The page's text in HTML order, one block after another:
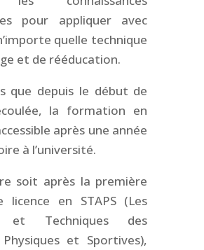
pour appliquer avec
quelle technique
et de rééducation.
que depuis le début de
la formation en
après une année
à l’université.
soit après la première
licence en STAPS (Les
et Techniques des
et Sportives),